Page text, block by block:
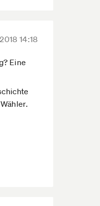
14:18
Eine